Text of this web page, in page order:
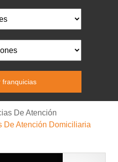
De Atención
De Atención Domiciliaria